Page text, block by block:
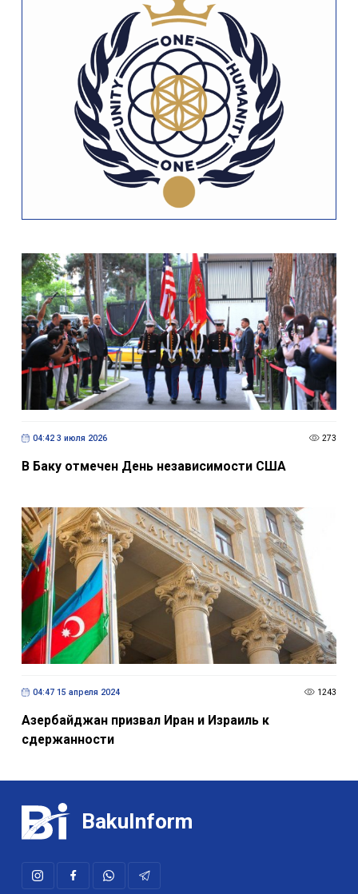
04:42 3 июля 2026 273
В Баку отмечен День независимости США
04:47 15 апреля 2024 1243
Азербайджан призвал Иран и Израиль к
сдержанности
BakuInform